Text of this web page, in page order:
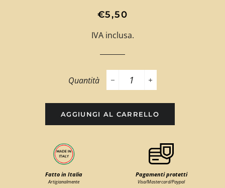
Prezzo
listino
Prezzo
€5,50
IVA inclusa.
Quantità
−
+
AGGIUNGI AL CARRELLO
Fatto in Italia
Artigianalmente
Pagamenti protetti
Visa/Mastercard/Paypal